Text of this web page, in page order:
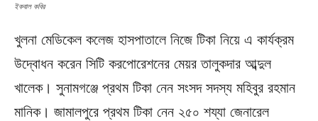
ইকবাল কবির
খুলনা মেডিকেল কলেজ হাসপাতালে নিজে টিকা নিয়ে এ কার্যক্রম
উদ্বোধন করেন সিটি করপোরেশনের মেয়র তালুকদার আব্দুল
খালেক। সুনামগঞ্জে প্রথম টিকা নেন সংসদ সদস্য মহিবুর রহমান
মানিক। জামালপুরে প্রথম টিকা নেন ২৫০ শয্যা জেনারেল